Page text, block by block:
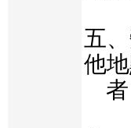
五
他
    者，並應佩帶旁聽證。